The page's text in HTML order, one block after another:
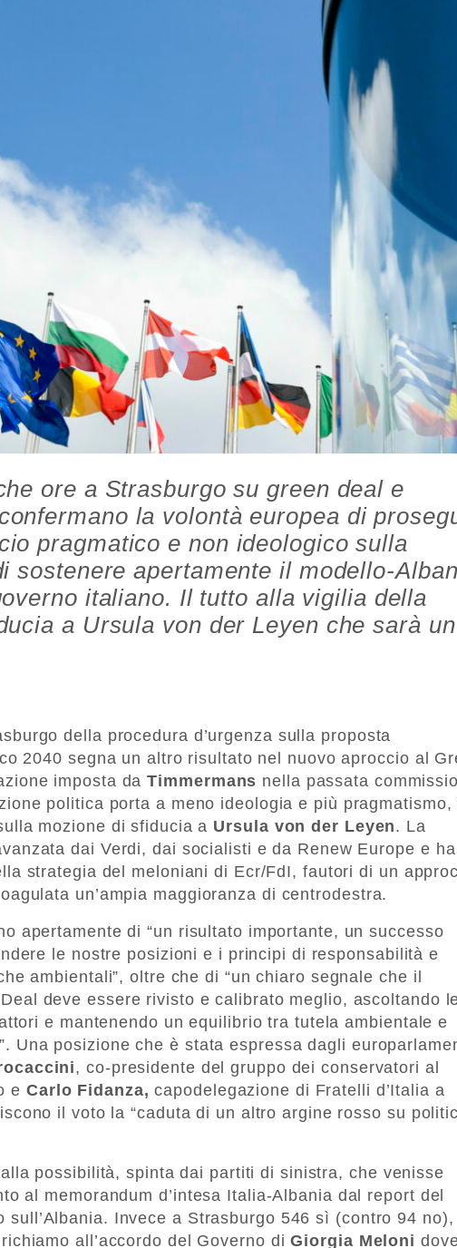
ore a Strasburgo su green deal e
la volontà europea di
pragmatico e non ideologico sulla
sostenere apertamente il modello-
italiano. Il tutto alla vigilia della
a Ursula von der Leyen che sarà un
della procedura d’urgenza sulla proposta
2040 segna un altro risultato nel nuovo aproccio al
imposta daTimmermans nella passata
politica porta a meno ideologia e più pragmatismo,
mozione di sfiducia a Ursula von der Leyen. La
dai Verdi, dai socialisti e da Renew Europe e ha
strategia del meloniani di Ecr/FdI, fautori di un
un’ampia maggioranza di centrodestra.
apertamente di “un risultato importante, un successo
le nostre posizioni e i principi di responsabilità e
ambientali”, oltre che di “un chiaro segnale che il
deve essere rivisto e calibrato meglio, ascoltando
e mantenendo un equilibrio tra tutela ambientale e
Una posizione che è stata espressa dagli
, co-presidente del gruppo dei conservatori al
e Carlo Fidanza,capodelegazione di Fratelli d’Italia a
il voto la “caduta di un altro argine rosso su
possibilità, spinta dai partiti di sinistra, che venisse
al memorandum d’intesa Italia-Albania dal report del
sull’Albania. Invece a Strasburgo 546 sì (contro 94 no),
all’accordo del Governo diGiorgia Meloni